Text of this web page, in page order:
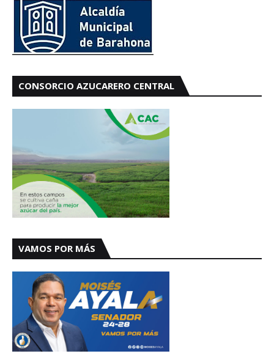
CONSORCIO AZUCARERO CENTRAL
VAMOS POR MÁS